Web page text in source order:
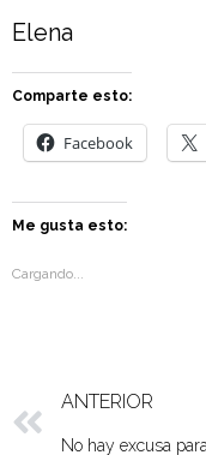
Elena
Comparte esto:
Facebook
Me gusta esto:
Cargando...
ANTERIOR